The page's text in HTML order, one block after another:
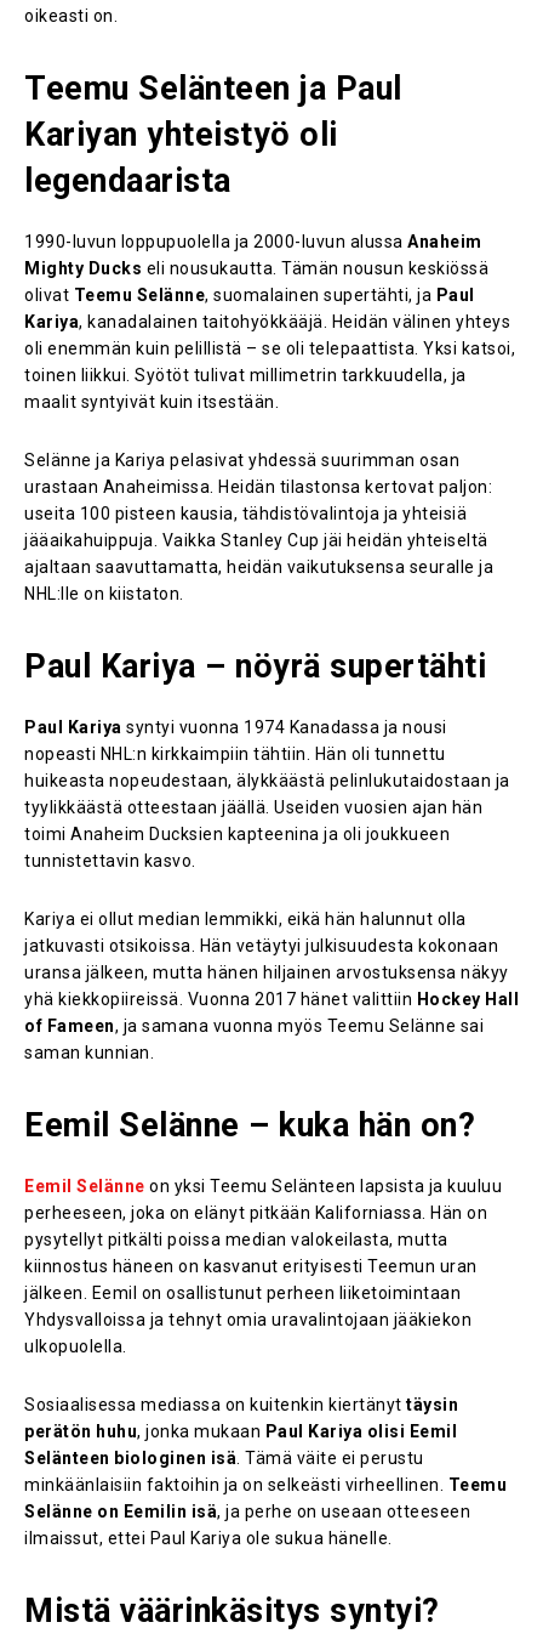
oikeasti on.
Teemu Selänteen ja Paul
Kariyan yhteistyö oli
legendaarista
1990-luvun loppupuolella ja 2000-luvun alussa Anaheim
Mighty Ducks eli nousukautta. Tämän nousun keskiössä
olivat Teemu Selänne, suomalainen supertähti, ja Paul
Kariya, kanadalainen taitohyökkääjä. Heidän välinen yhteys
oli enemmän kuin pelillistä – se oli telepaattista. Yksi katsoi,
toinen liikkui. Syötöt tulivat millimetrin tarkkuudella, ja
maalit syntyivät kuin itsestään.
Selänne ja Kariya pelasivat yhdessä suurimman osan
urastaan Anaheimissa. Heidän tilastonsa kertovat paljon:
useita 100 pisteen kausia, tähdistövalintoja ja yhteisiä
jääaikahuippuja. Vaikka Stanley Cup jäi heidän yhteiseltä
ajaltaan saavuttamatta, heidän vaikutuksensa seuralle ja
NHL:lle on kiistaton.
Paul Kariya – nöyrä supertähti
Paul Kariya syntyi vuonna 1974 Kanadassa ja nousi
nopeasti NHL:n kirkkaimpiin tähtiin. Hän oli tunnettu
huikeasta nopeudestaan, älykkäästä pelinlukutaidostaan ja
tyylikkäästä otteestaan jäällä. Useiden vuosien ajan hän
toimi Anaheim Ducksien kapteenina ja oli joukkueen
tunnistettavin kasvo.
Kariya ei ollut median lemmikki, eikä hän halunnut olla
jatkuvasti otsikoissa. Hän vetäytyi julkisuudesta kokonaan
uransa jälkeen, mutta hänen hiljainen arvostuksensa näkyy
yhä kiekkopiireissä. Vuonna 2017 hänet valittiin Hockey Hall
of Fameen, ja samana vuonna myös Teemu Selänne sai
saman kunnian.
Eemil Selänne – kuka hän on?
Eemil Selänne on yksi Teemu Selänteen lapsista ja kuuluu
perheeseen, joka on elänyt pitkään Kaliforniassa. Hän on
pysytellyt pitkälti poissa median valokeilasta, mutta
kiinnostus häneen on kasvanut erityisesti Teemun uran
jälkeen. Eemil on osallistunut perheen liiketoimintaan
Yhdysvalloissa ja tehnyt omia uravalintojaan jääkiekon
ulkopuolella.
Sosiaalisessa mediassa on kuitenkin kiertänyt täysin
perätön huhu, jonka mukaan Paul Kariya olisi Eemil
Selänteen biologinen isä . Tämä väite ei perustu
minkäänlaisiin faktoihin ja on selkeästi virheellinen. Teemu
Selänne on Eemilin isä, ja perhe on useaan otteeseen
ilmaissut, ettei Paul Kariya ole sukua hänelle.
Mistä väärinkäsitys syntyi?